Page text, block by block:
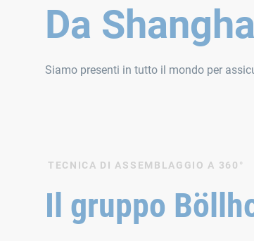
Da
Siamo presenti in tutto il mondo per
TECNICA DI ASSEMBLAGGIO A 360°
Il gruppo